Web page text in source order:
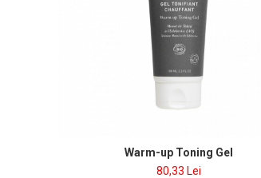
Warm-up Toning Gel
80,33 Lei